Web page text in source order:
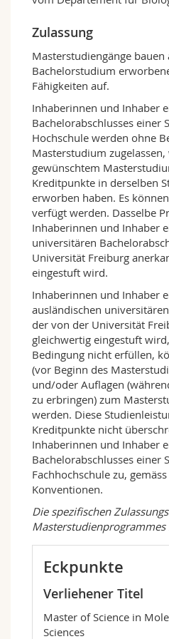
Studierenden können
deutscher Sprache
Im Masterstudium
moderne
sowohl in der
der praktischen
Forschung benötigten
Pflicht- und Wahlkurse
Diskussionen,
und Übungen im
Durch Fachabkommen
Bern und Neuenburg
des BENEFRI-
diesen Institutionen
für das
anrechnen lassen. Die
Kreditpunkte bei den
120 ECTS-Kreditpunkten;
bei der Option
Kreditpunkten) wird in
Forschungsteams
Studierenden sämtliche
Lebens eines
kennenlernen können.
Forschungsprojekt zu
zu analysieren und zu
hinaus haben Sie die
Kurse anzuleiten und an
mitzuarbeiten, für die Sie
bezahlt werden.
DerMaster of Science in
Health Sciences
schliesst
Science in Biologie oder
Universität Freiburg an.
offen, die eines dieser
abgeschlossen haben. Es
Einschränkungen, die in
BSc und des MSc näher
Das Departement für
Mathematisch-
Zulassung
Masterstudiengänge bauen
Bachelorstudium
Fähigkeiten auf.
Inhaberinnen und Inhaber
Bachelorabschlusses einer
Hochschule werden ohne
Masterstudium zugelassen,
gewünschtem
Kreditpunkte in derselben
erworben haben. Es
verfügt werden. Dasselbe
Inhaberinnen und Inhaber
universitären
Universität Freiburg
eingestuft wird.
Inhaberinnen und Inhaber
ausländischen
der von der Universität
gleichwertig eingestuft
Bedingung nicht erfüllen,
(vor Beginn des
und/oder Auflagen
zu erbringen) zum
werden. Diese
Kreditpunkte nicht
Inhaberinnen und Inhaber
Bachelorabschlusses einer
Fachhochschule zu,
Konventionen.
Die spezifischen
Eckpunkte
Verliehener Titel
Master of Science in
Sciences